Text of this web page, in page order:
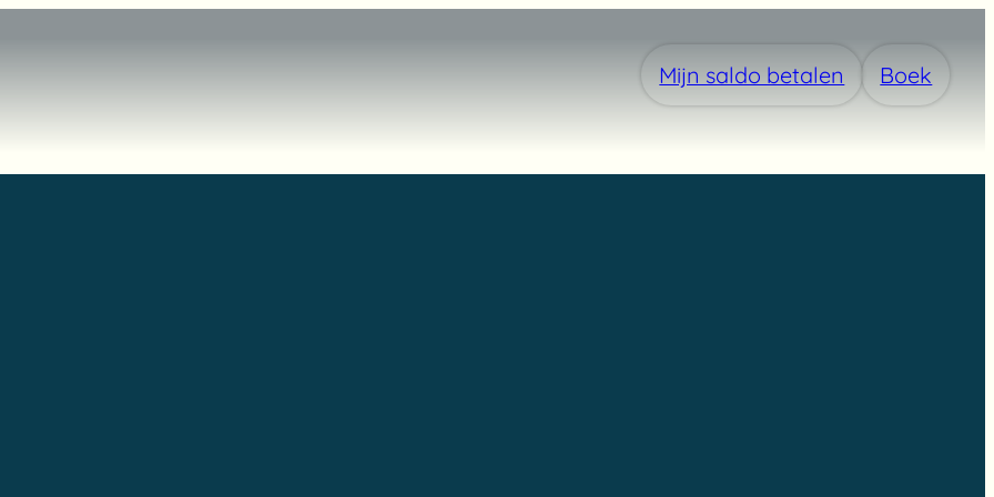
Mijn saldo betalen Boek